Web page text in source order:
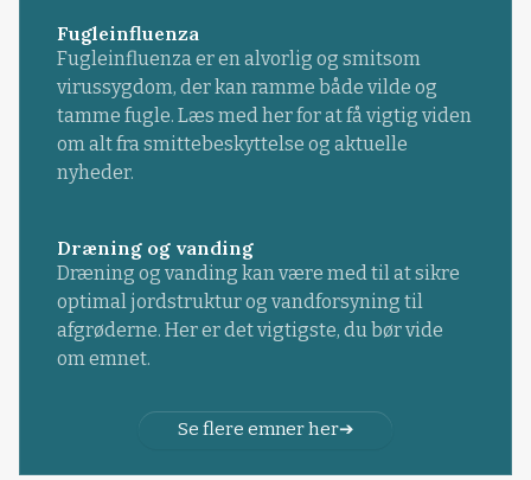
Fugleinfluenza
Fugleinfluenza er en alvorlig og smitsom
virussygdom, der kan ramme både vilde og
tamme fugle. Læs med her for at få vigtig viden
om alt fra smittebeskyttelse og aktuelle
nyheder.
Dræning og vanding
Dræning og vanding kan være med til at sikre
optimal jordstruktur og vandforsyning til
afgrøderne. Her er det vigtigste, du bør vide
om emnet.
Se flere emner her